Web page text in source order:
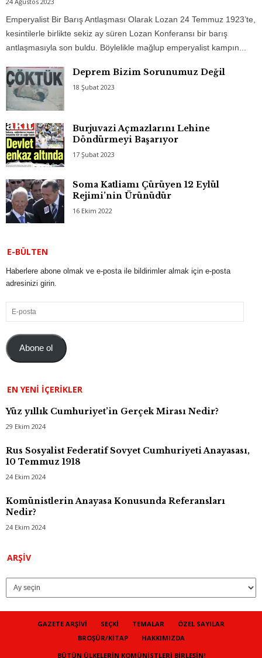
Emperyalist Bir Barış Antlaşması Olarak Lozan 24 Temmuz 1923’te,
kesintilerle birlikte sekiz ay süren Lozan Konferansı bir barış
antlaşmasıyla son buldu. Böylelikle mağlup emperyalist kampın...
Deprem Bizim Sorunumuz Değil
18 Şubat 2023
Burjuvazi Açmazlarını Lehine
Döndürmeyi Başarıyor
17 Şubat 2023
Soma Katliamı Çürüyen 12 Eylül
Rejimi’nin Ürünüdür
16 Ekim 2022
E-BÜLTEN
Haberlere abone olmak ve e-posta ile bildirimler almak için e-posta
adresinizi girin.
E-
posta
Abone ol
EN YENI İÇERIKLER
Yüz yıllık Cumhuriyet’in Gerçek Mirası Nedir?
29 Ekim 2024
Rus Sosyalist Federatif Sovyet Cumhuriyeti Anayasası,
10 Temmuz 1918
24 Ekim 2024
Komünistlerin Anayasa Konusunda Referansları
Nedir?
24 Ekim 2024
ARŞIV
GAZETE ARŞIVI SEÇKI TEMALAR
ÖZEL SAYILAR
BROŞÜR/KITAP
HAKKIMIZDA
BÜTÜN ÜLKELERIN KOMÜNISTLERI BIRLEŞIN!